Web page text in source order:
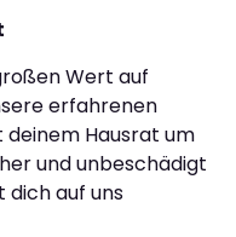
Wert auf
erfahrenen
Hausrat um
und unbeschädigt
dich auf uns